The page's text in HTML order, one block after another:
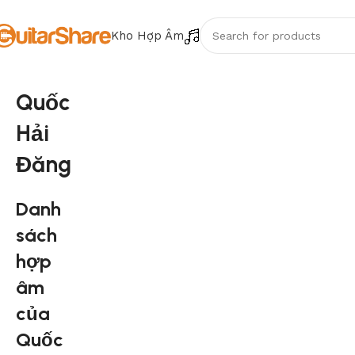
Kho Hợp Âm
Quốc
Hải
Đăng
Danh
sách
hợp
âm
của
Quốc